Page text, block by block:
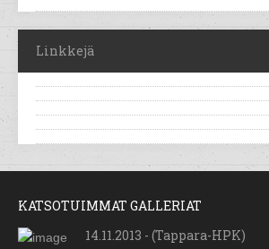
Linkkejä
KATSOTUIMMAT GALLERIAT
14.11.2013 - (Tappara-HPK)